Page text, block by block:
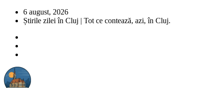
6 august, 2026
Știrile zilei în Cluj | Tot ce contează, azi, în Cluj.